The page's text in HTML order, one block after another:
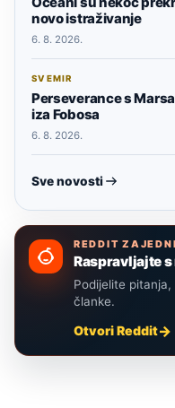
novo istraživanje
6. 8. 2026.
SVEMIR
Perseverance s
iza Fobosa
6. 8. 2026.
Sve novosti
REDDIT
Raspravljajte
Podijelite
članke.
Otvori Reddit